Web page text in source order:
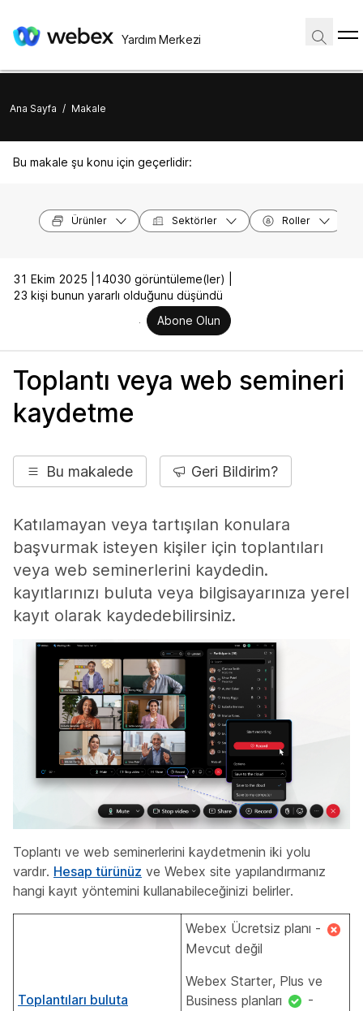
Yardım Merkezi
Ana Sayfa / Makale
Bu makale şu konu için geçerlidir:
Ürünler Sektörler Roller
31 Ekim 2025 |
14030 görüntüleme(ler) |
23 kişi bunun yararlı olduğunu düşündü
Abone Olun
Toplantı veya web semineri
kaydetme
Bu makalede Geri Bildirim?
Katılamayan veya tartışılan konulara
başvurmak isteyen kişiler için toplantıları
veya web seminerlerini kaydedin.
kayıtlarınızı buluta veya bilgisayarınıza yerel
kayıt olarak kaydedebilirsiniz.
Toplantı ve web seminerlerini kaydetmenin iki yolu
vardır. Hesap türünüz ve Webex site yapılandırmanız
hangi kayıt yöntemini kullanabileceğinizi belirler.
Toplantıları buluta
Webex Ücretsiz planı -
Mevcut değil
Webex Starter, Plus ve
Business planları
-